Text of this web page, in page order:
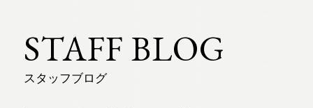
STAFF BLOG
スタッフブログ